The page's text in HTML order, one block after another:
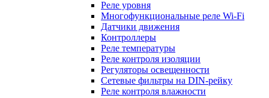
Реле уровня
Многофункциональные реле Wi-Fi
Датчики движения
Контроллеры
Реле температуры
Реле контроля изоляции
Регуляторы освещенности
Сетевые фильтры на DIN-рейку
Реле контроля влажности